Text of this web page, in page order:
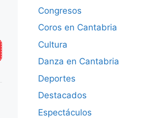
Congresos
Coros en Cantabria
Cultura
Danza en Cantabria
Deportes
Destacados
Espectáculos